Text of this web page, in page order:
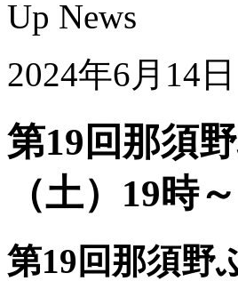
2024年6月14日
第19回那須
（土）19時～
第19回那須野